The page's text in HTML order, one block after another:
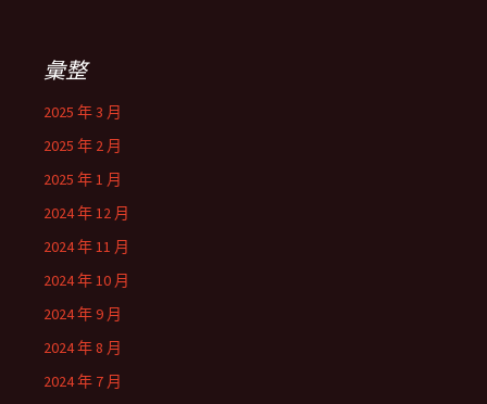
彙整
2025 年 3 月
2025 年 2 月
2025 年 1 月
2024 年 12 月
2024 年 11 月
2024 年 10 月
2024 年 9 月
2024 年 8 月
2024 年 7 月